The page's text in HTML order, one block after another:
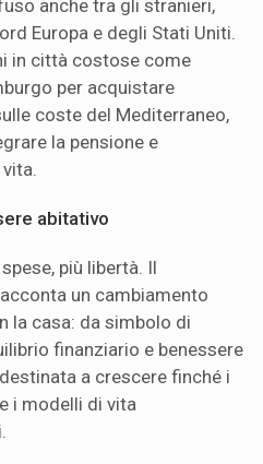
anche tra gli stranieri,
Europa e degli Stati Uniti.
in città costose come
per acquistare
coste del Mediterraneo,
la pensione e
abitativo
più libertà. Il
un cambiamento
la casa: da simbolo di
finanziario e benessere
a crescere finché i
i modelli di vita